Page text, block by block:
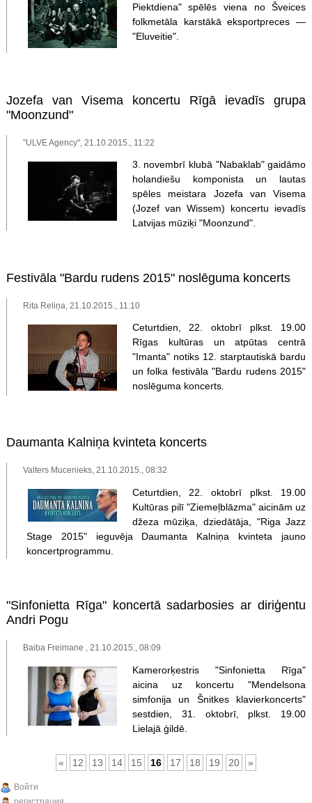
Piektdiena" spēlēs viena no Šveices
folkmetāla karstākā eksportpreces —
"Eluveitie".
Jozefa van Visema koncertu Rīgā ievadīs grupa
"Moonzund"
"ULVE Agency", 21.10.2015., 11:22
3. novembrī klubā "Nabaklab" gaidāmo
holandiešu komponista un lautas
spēles meistara Jozefa van Visema
(Jozef van Wissem) koncertu ievadīs
Latvijas mūziķi "Moonzund".
Festivāla "Bardu rudens 2015" noslēguma koncerts
Rita Reliņa, 21.10.2015., 11:10
Ceturtdien, 22. oktobrī plkst. 19.00
Rīgas kultūras un atpūtas centrā
"Imanta" notiks 12. starptautiskā bardu
un folka festivāla "Bardu rudens 2015"
noslēguma koncerts.
Daumanta Kalniņa kvinteta koncerts
Valters Mucenieks, 21.10.2015., 08:32
Ceturtdien, 22. oktobrī plkst. 19.00
Kultūras pilī "Ziemeļblāzma" aicinām uz
džeza mūziķa, dziedātāja, "Riga Jazz
Stage 2015" ieguvēja Daumanta Kalniņa kvinteta jauno
koncertprogrammu.
"Sinfonietta Rīga" koncertā sadarbosies ar diriģentu
Andri Pogu
Baiba Freimane , 21.10.2015., 08:09
Kamerorķestris "Sinfonietta Rīga"
aicina uz koncertu "Mendelsona
simfonija un Šnitkes klavierkoncerts"
sestdien, 31. oktobrī, plkst. 19.00
Lielajā ģildē.
« 12 13 14 15 16 17 18 19 20 »
Войти